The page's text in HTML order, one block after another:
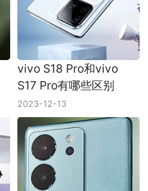
vivo S18 Pro和vivo
S17 Pro有哪些区别
2023-12-13